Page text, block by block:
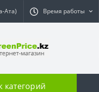
Ата) Время работы
категорий